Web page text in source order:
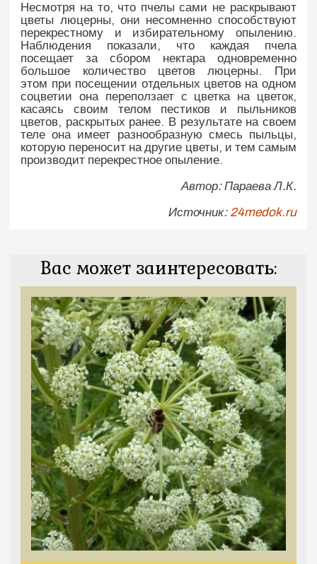
Несмотря на то, что пчелы сами не раскрывают
цветы люцерны, они несомненно способствуют
перекрестному и избирательному опылению.
Наблюдения показали, что каждая пчела
посещает за сбором нектара одновременно
большое количество цветов люцерны. При
этом при посещении отдельных цветов на одном
соцветии она переползает с цветка на цветок,
касаясь своим телом пестиков и пыльников
цветов, раскрытых ранее. В результате на своем
теле она имеет разнообразную смесь пыльцы,
которую переносит на другие цветы, и тем самым
производит перекрестное опыление.
Автор: Параева Л.К.
Источник: 24medok.ru
Вас может заинтересовать: